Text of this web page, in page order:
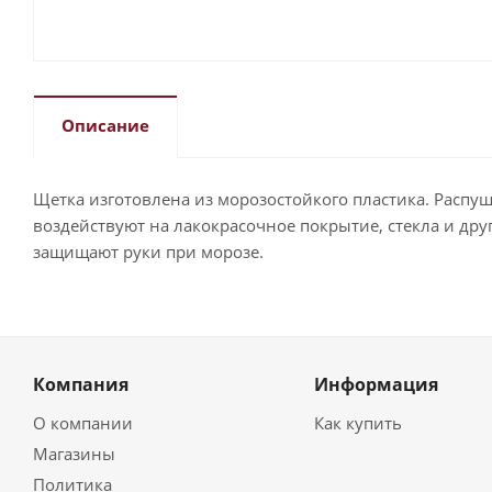
Описание
Щетка изготовлена из морозостойкого пластика.
воздействуют на лакокрасочное покрытие, стекла и
защищают руки при морозе.
Компания
О компании
Магазины
Политика
Информация
Как купить